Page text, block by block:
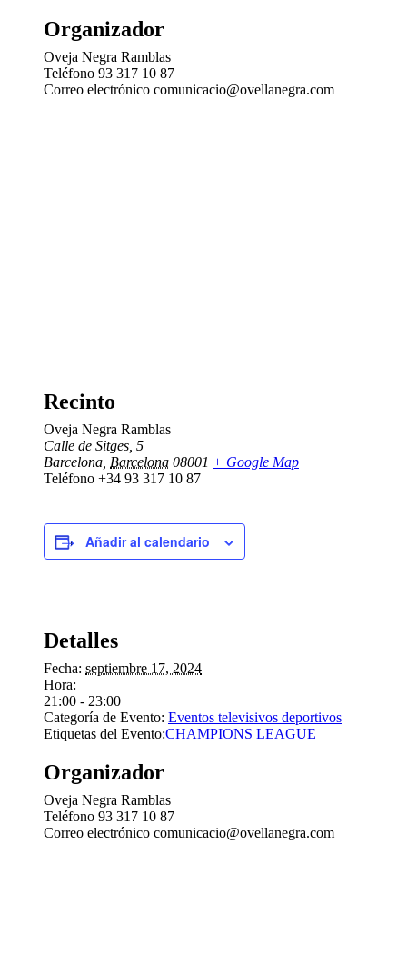
Organizador
Oveja Negra Ramblas
Teléfono 93 317 10 87
Correo electrónico comunicacio@ovellanegra.com
Recinto
Oveja Negra Ramblas
Calle de Sitges, 5
Barcelona Barcelona 08001 + Google Map
Teléfono +34 93 317 10 87
Añadir al calendario
Detalles
Fecha: septiembre 17, 2024
Hora:
21:00 - 23:00
Categoría de Evento: Eventos televisivos deportivos
Etiquetas del Evento:CHAMPIONS LEAGUE
Organizador
Oveja Negra Ramblas
Teléfono 93 317 10 87
Correo electrónico comunicacio@ovellanegra.com